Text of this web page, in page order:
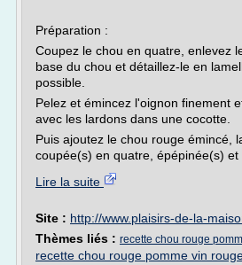
Préparation :
Coupez le chou en quatre, enlevez
base du chou et détaillez-le en
possible.
Pelez et émincez l'oignon finement
avec les lardons dans une cocotte.
Puis ajoutez le chou rouge émincé,
coupée(s) en quatre, épépinée(s) et
Lire la suite
Site : http://www.plaisirs-de-la-
Thèmes liés : recette chou rouge
recette chou rouge pomme vin